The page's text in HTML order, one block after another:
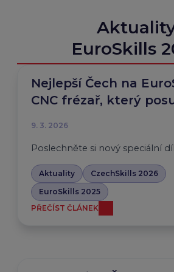
Odborný expert: Sylva
Odborný garant:
Technologická Akademie
EuroSkills
Nejlepší Čech na
CNC frézař, který
9. 3. 2026
Poslechněte si nový speciální
Aktuality
CzechSkills 2026
EuroSkills 2025
PŘEČÍST ČLÁNEK